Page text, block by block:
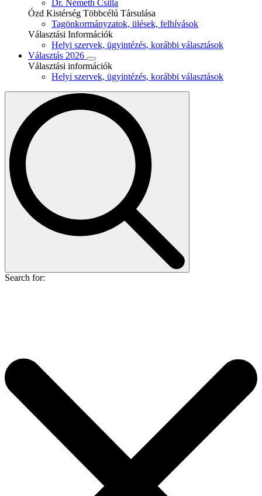
Dr. Németh Csilla
Ózd Kistérség Többcélú Társulása
Tagönkormányzatok, ülések, felhívások
Választási Információk
Helyi szervek, ügyintézés, korábbi választások
Választás 2026
Választási információk
Helyi szervek, ügyintézés, korábbi választások
Search for: